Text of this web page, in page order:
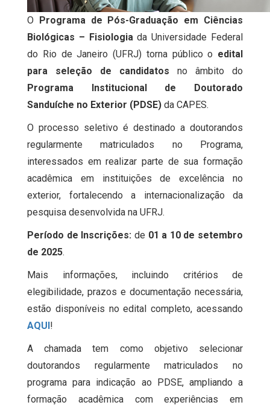
O Programa de Pós-Graduação em Ciências
Biológicas – Fisiologiada Universidade Federal
do Rio de Janeiro (UFRJ) torna público o edital
para seleção de candidatos no âmbito do
Programa Institucional de Doutorado
Sanduíche no Exterior (PDSE) da CAPES.
O processo seletivo é destinado a doutorandos
regularmente matriculados no Programa,
interessados em realizar parte de sua formação
acadêmica em instituições de excelência no
exterior, fortalecendo a internacionalização da
pesquisa desenvolvida na UFRJ.
Período de Inscrições: de 01 a 10 de setembro
de 2025.
Mais informações, incluindo critérios de
elegibilidade, prazos e documentação necessária,
estão disponíveis no edital completo, acessando
AQUI!
A chamada tem como objetivo selecionar
doutorandos regularmente matriculados no
programa para indicação ao PDSE, ampliando a
formação acadêmica com experiências em